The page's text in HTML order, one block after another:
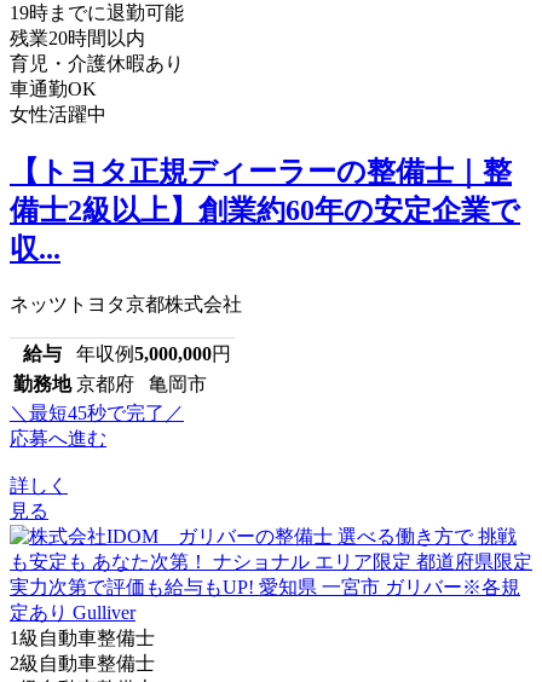
19時までに退勤可能
残業20時間以内
育児・介護休暇あり
車通勤OK
女性活躍中
【トヨタ正規ディーラーの整備士｜整
備士2級以上】創業約60年の安定企業で
収...
ネッツトヨタ京都株式会社
給与 年収例5,000,000円
勤務地 京都府 亀岡市
＼最短45秒で完了／
応募へ進む
詳しく
見る
1級自動車整備士
2級自動車整備士